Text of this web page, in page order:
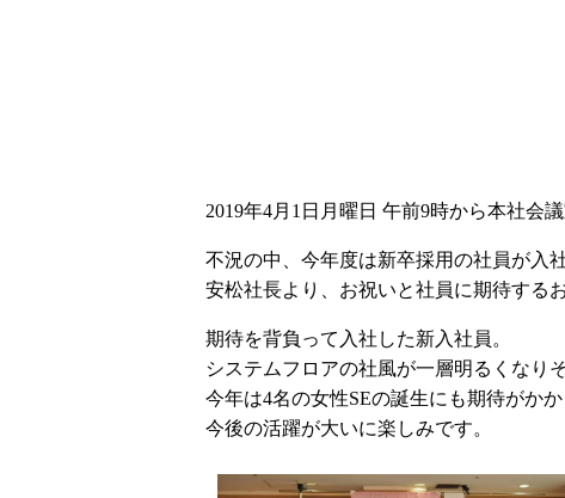
2019年4月1日月曜日 午前9時から本社会
不況の中、今年度は新卒採用の社員が入
安松社長より、お祝いと社員に期待する
期待を背負って入社した新入社員。
システムフロアの社風が一層明るくなり
今年は4名の女性SEの誕生にも期待がかか
今後の活躍が大いに楽しみです。